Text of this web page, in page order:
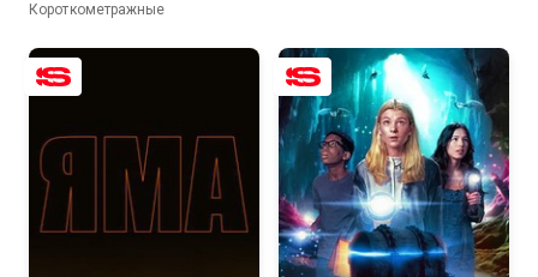
Короткометражные